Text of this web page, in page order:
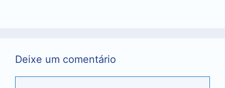
Deixe um comentário